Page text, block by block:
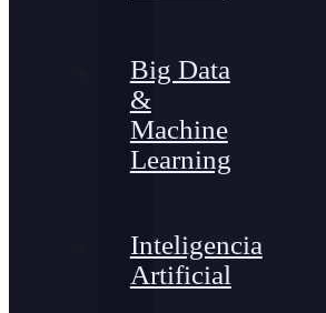
Big Data
&
Machine
Learning
Inteligencia
Artificial